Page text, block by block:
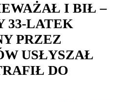
I BIŁ –
33-LATEK
PRZEZ
USŁYSZAŁ
DO